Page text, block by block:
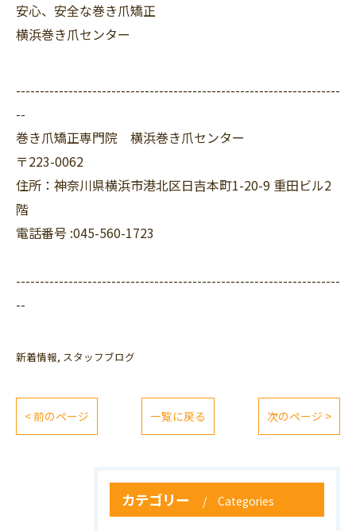
安心、安全な巻き爪矯正
横浜巻き爪センター
--------------------------------------------------------------------
--
巻き爪矯正専門院 横浜巻き爪センター
〒223-0062
住所：神奈川県横浜市港北区日吉本町1-20-9 重田ビル2
階
電話番号 :045-560-1723
--------------------------------------------------------------------
--
新着情報 スタッフブログ
< 前のページ 一覧に戻る 次のページ >
カテゴリー Categories